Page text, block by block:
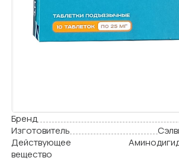
Бренд
Изготовитель
Действующее
вещество